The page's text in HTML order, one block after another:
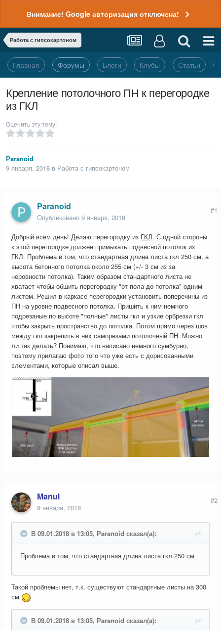
Внимание! Google авторизация отключена!
Работа с гипсокартоном
Главная Форумы Блоги Клубы Статьи
Крепление потолочного ПН к перегородке
из ГКЛ
Оценить эту тему:
Paranoid
9 января, 2018 в Работа с гипсокартоном
Paranoid
Опубликовано 9 января, 2018
#1
Добрый всем день! Делаю перегородку из ГКЛ. С одной стороны
к этой перегородке должен примыкать подвесной потолок из
ГКЛ. Проблема в том, что стандартная длина листа гкл 250 см, а
высота бетонного потолка около 255 см (+/- 3 см из за
неровности потолка). Таким образом стандартного листа не
хватает чтобы обшить перегородку "от пола до потолка" одним
листом. Решил в каркасе перегородки установить поперечины из
ПН на уровне подвесного потолка. Пришить к ним немного
подрезаные по высоте "полные" листы гкл и узкие орбрезки гкл
чтобы закрыть пространство до потолка. Потом прямо через шов
между гкл закрепить в них саморезами потолочный ПН. Можно
ли так делать? Понимаю, что написано немного сумбурно,
поэтому прилагаю фото того что уже есть с дорисованными
элементами, которые описал выше.
Manul
9 января, 2018
#2
В 09.01.2018 в 13:05, Paranoid сказал(а):
Проблема в том, что стандартная длина листа гкл 250 см
Такой проблемы нет, т.к. существуют стандартные листы на 300
см
В 09.01.2018 в 13:05, Paranoid сказал(а):